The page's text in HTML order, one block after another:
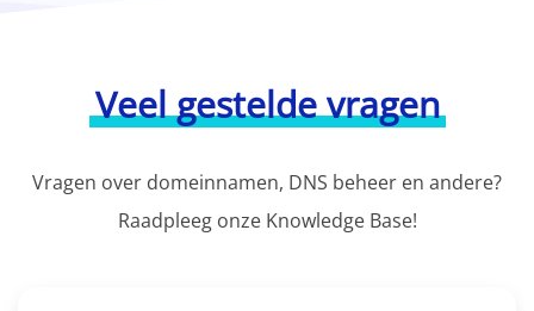
Veel gestelde vragen
Vragen over domeinnamen, DNS beheer en andere?
Raadpleeg onze Knowledge Base!